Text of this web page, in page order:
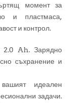
момент за
и пластмаса,
и контрол.
2.0 Ah. Зарядно
съхранение и
идеален
задачи.